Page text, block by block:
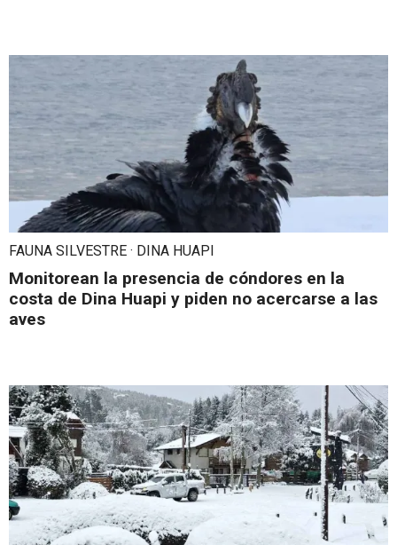
FAUNA SILVESTRE · DINA HUAPI
Monitorean la presencia de cóndores en la
costa de Dina Huapi y piden no acercarse a las
aves